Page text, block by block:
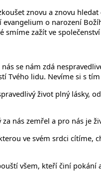
znovu a znovu
o narození
zažít ve
se nám zdá
Tvého lidu. Nevíme si s
život plný lásky,
nás zemřel a pro nás je
ve svém srdci
všem, kteří činí pokání